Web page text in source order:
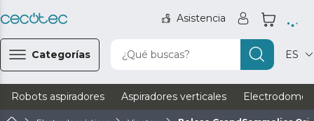
Asistencia
Categorías ¿Qué buscas? ES
Robots aspiradores Aspiradores verticales